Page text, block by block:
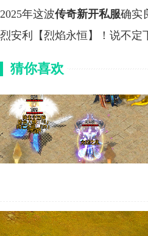
2025年这波传奇新开私服确实
烈安利【烈焰永恒】！说不定
猜你喜欢